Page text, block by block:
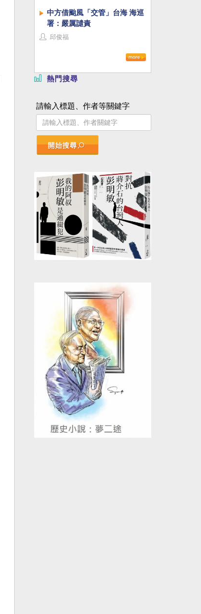
中方借颱風「交管」台海 海巡
署：嚴厲譴責
邱俊福
熱門搜尋
請輸入標題、作者等關鍵字
開始搜尋